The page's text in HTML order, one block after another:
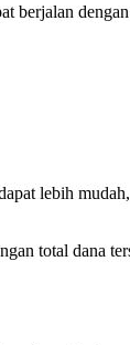
berjalan
lebih
total dana